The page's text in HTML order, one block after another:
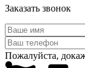
Заказать звонок
Пожалуйста,